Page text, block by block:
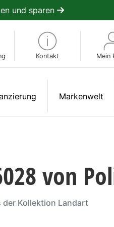
und sparen
Kontakt Mein
Markenwelt
von
der Kollektion Landart